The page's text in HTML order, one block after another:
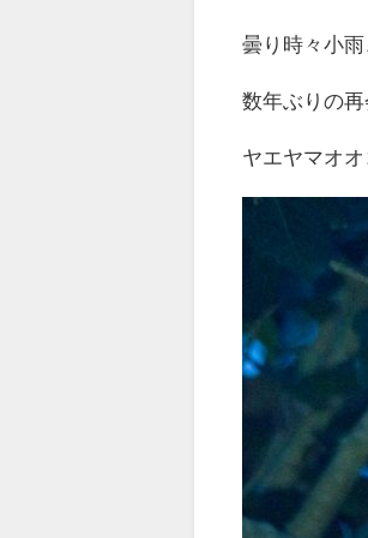
曇り時々小雨
数年ぶりの
ヤエヤマオオ